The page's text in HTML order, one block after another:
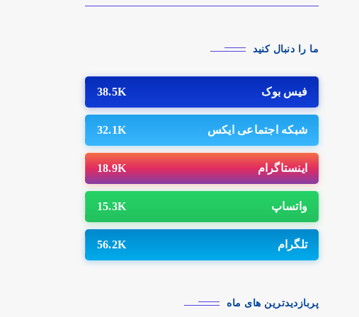
همگرایی را پیدا کرد.
ما را دنبال کنید
فیس بوک 38.5K
شبکه اجتماعی ایکس 32.1K
اینستاگرام 18.9K
واتساپ 15.3K
تلگرام 56.2K
پربازدیدترین های ماه